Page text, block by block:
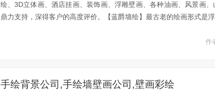
绘、3D立体画、酒店挂画、装饰画、浮雕壁画、各种油画、风景画
鼎力支持，深得客户的高度评价。【蓝爵墙绘】最古老的绘画形式是
作
手绘背景公司,手绘墙壁画公司,壁画彩绘